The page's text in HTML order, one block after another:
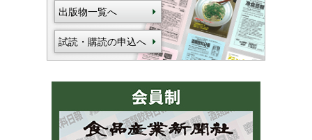
出版物一覧へ
試読・購読の申込へ